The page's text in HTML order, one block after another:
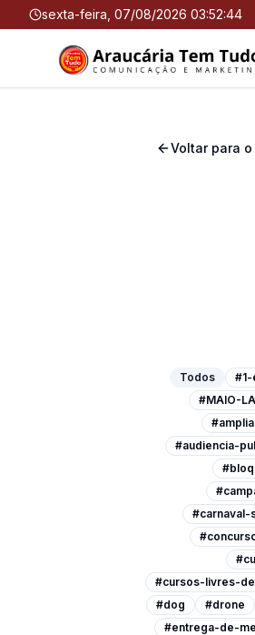
sexta-feira, 07/08/2026 03:52:44
Voltar para
Todos
#MAIO-
#audiencia-
#carnaval-
#cursos-livres-
#dog
#drone
#entrega-de-